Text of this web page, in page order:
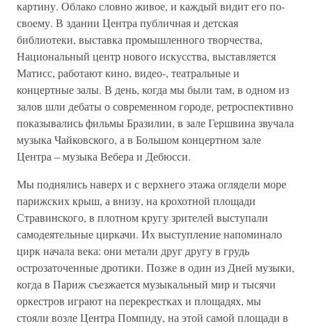
картину. Облако словно живое, и каждый видит его по-
своему. В здании Центра публичная и детская
библиотеки, выставка промышленного творчества,
Национальный центр нового искусства, выставляется
Матисс, работают кино, видео-, театральные и
концертные залы. В день, когда мы были там, в одном из
залов шли дебаты о современном городе, ретроспективно
показывались фильмы Бразилии, в зале Гершвина звучала
музыка Чайковского, а в Большом концертном зале
Центра – музыка Вебера и Дебюсси.
Мы поднялись наверх и с верхнего этажа оглядели море
парижских крыш, а внизу, на крохотной площади
Стравинского, в плотном кругу зрителей выступали
самодеятельные циркачи. Их выступление напоминало
цирк начала века: они метали друг другу в грудь
острозаточенные дротики. Позже в один из Дней музыки,
когда в Париж съезжается музыкальный мир и тысячи
оркестров играют на перекрестках и площадях, мы
стояли возле Центра Помпиду, на этой самой площади в